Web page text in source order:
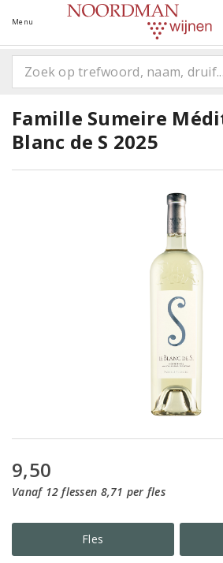
Menu
Famille Sumeire
Blanc de S 2025
9,50
Vanaf 12 flessen 8,71 per fles
Fles